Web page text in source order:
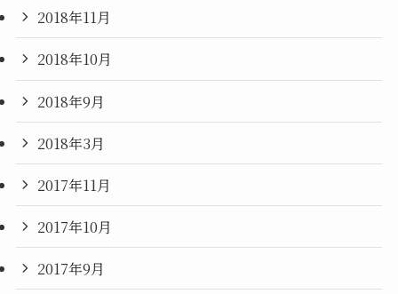
2018年11月
2018年10月
2018年9月
2018年3月
2017年11月
2017年10月
2017年9月